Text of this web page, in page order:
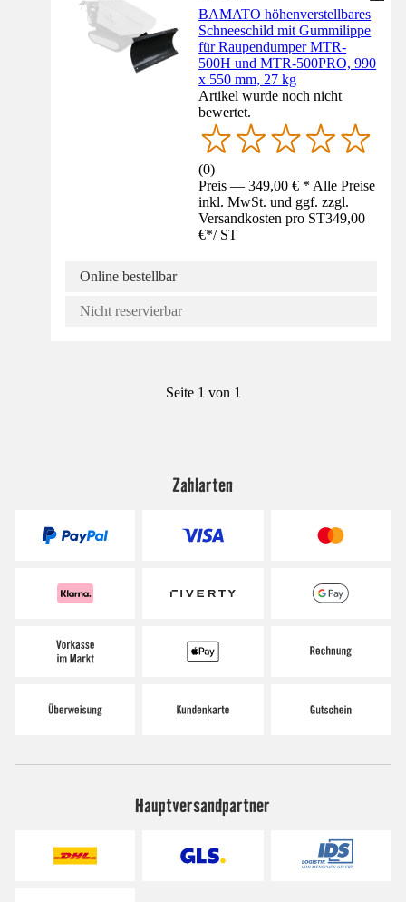
BAMATO höhenverstellbares
Schneeschild mit Gummilippe
für Raupendumper MTR-
500H und MTR-500PRO, 990
x 550 mm, 27 kg
Artikel wurde noch nicht
bewertet.
(0)
Preis — 349,00 € * Alle Preise
inkl. MwSt. und ggf. zzgl.
Versandkosten pro ST349,00
€*/ ST
Online bestellbar
Nicht reservierbar
Seite 1 von 1
Zahlarten
Hauptversandpartner